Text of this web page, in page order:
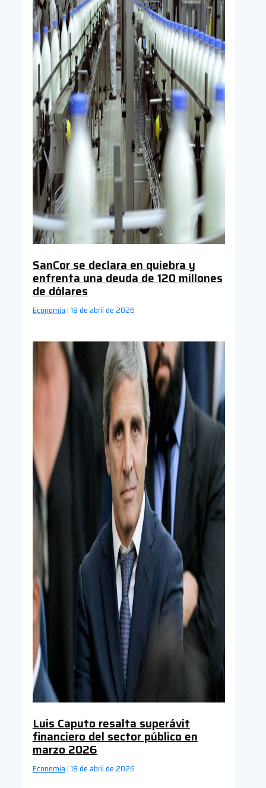
SanCor se declara en quiebra y
enfrenta una deuda de 120 millones
de dólares
Economía | 18 de abril de 2026
Luis Caputo resalta superávit
financiero del sector público en
marzo 2026
Economía | 18 de abril de 2026